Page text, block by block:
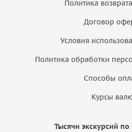
Политика
Договор
Условия
Политика обработки
Способы
Курсы
Тысячи экскурсий